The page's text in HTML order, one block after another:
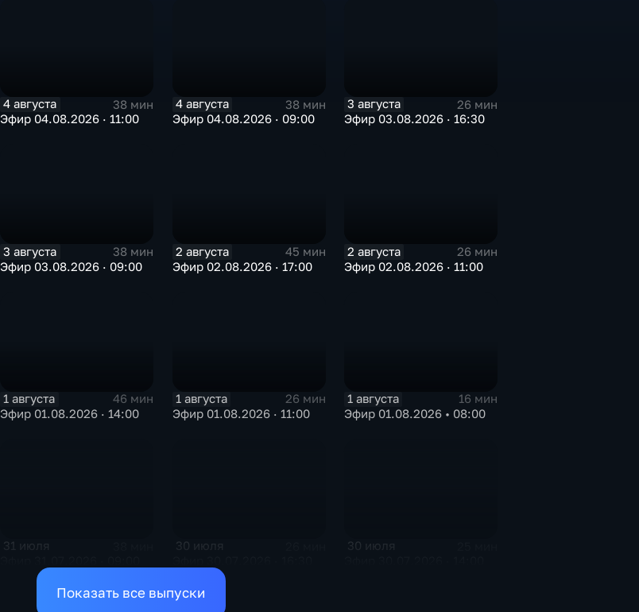
4 августа
38 мин
Эфир 04.08.2026 · 11:00
4 августа
38 мин
Эфир 04.08.2026 · 09:00
3 августа
26 мин
Эфир 03.08.2026 · 16:30
3 августа
38 мин
Эфир 03.08.2026 · 09:00
2 августа
45 мин
Эфир 02.08.2026 · 17:00
2 августа
26 мин
Эфир 02.08.2026 · 11:00
1 августа
46 мин
Эфир 01.08.2026 · 14:00
1 августа
26 мин
Эфир 01.08.2026 · 11:00
1 августа
16 мин
Эфир 01.08.2026 • 08:00
31 июля 30 июля 30 июля
Показать все выпуски